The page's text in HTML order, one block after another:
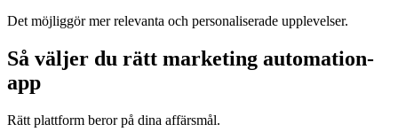
Det möjliggör mer relevanta och personaliserade upplevelser.
Så väljer du rätt marketing automation-
app
Rätt plattform beror på dina affärsmål.